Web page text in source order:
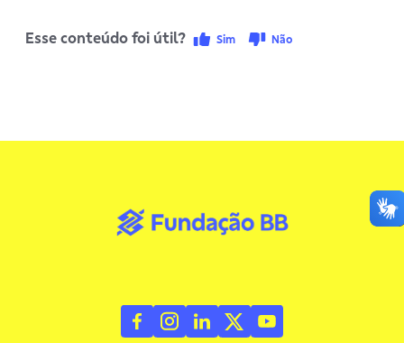
Esse conteúdo foi útil? Sim Não